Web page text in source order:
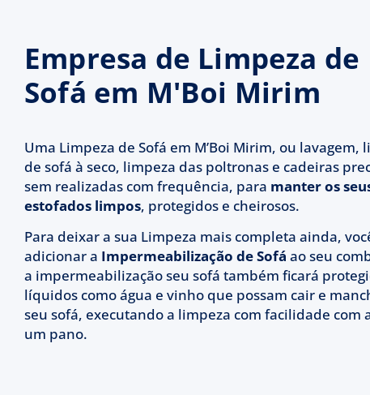
Empresa de Limpeza de
Sofá em M'Boi Mirim
Uma Limpeza de Sofá em M’Boi Mirim, ou lavagem,
de sofá à seco, limpeza das poltronas e cadeiras
sem realizadas com frequência, para manter os
estofados limpos, protegidos e cheirosos.
Para deixar a sua Limpeza mais completa ainda,
adicionar a Impermeabilização de Sofá ao seu
a impermeabilização seu sofá também ficará
líquidos como água e vinho que possam cair e
seu sofá, executando a limpeza com facilidade com
um pano.